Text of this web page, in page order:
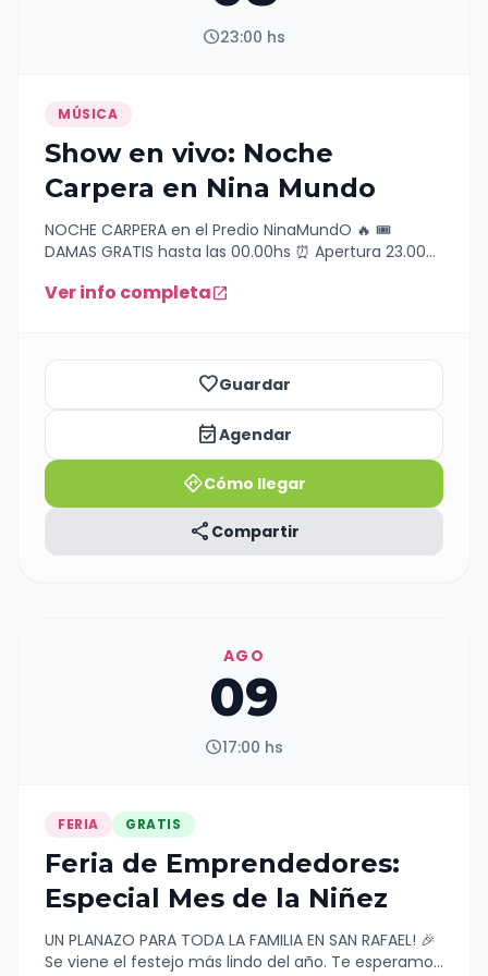
schedule23:00 hs
MÚSICA
Show en vivo: Noche
Carpera en Nina Mundo
NOCHE CARPERA en el Predio NinaMundO 🔥 🎟
DAMAS GRATIS hasta las 00.00hs ⏰ Apertura 23.00hs
Parranderos🙌 🔥 LA FUERZA DE ORO🙌 🔥 LA NUEVA
Seca – San Rafael, Mendoza Prepárate para cantar,
bailar y vivir una noche carpera.
Ver info completaopen_in_new
favorite_borderGuardar
event_availableAgendar
directionsCómo llegar
share Compartir
AGO
09
schedule17:00 hs
FERIA GRATIS
Feria de Emprendedores:
Especial Mes de la Niñez
UN PLANAZO PARA TODA LA FAMILIA EN SAN RAFAEL! 🎉
Se viene el festejo más lindo del año. Te esperamos